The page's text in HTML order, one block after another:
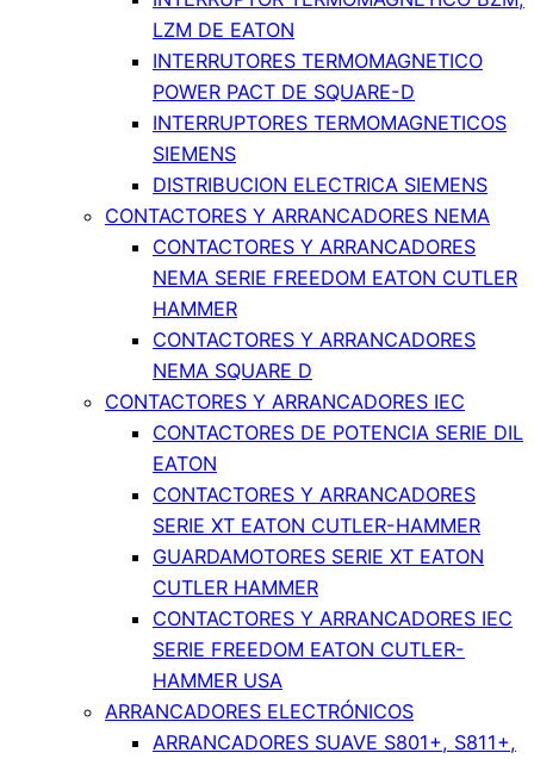
LZM DE EATON
INTERRUTORES TERMOMAGNETICO
POWER PACT DE SQUARE-D
INTERRUPTORES TERMOMAGNETICOS
SIEMENS
DISTRIBUCION ELECTRICA SIEMENS
CONTACTORES Y ARRANCADORES NEMA
CONTACTORES Y ARRANCADORES
NEMA SERIE FREEDOM EATON CUTLER
HAMMER
CONTACTORES Y ARRANCADORES
NEMA SQUARE D
CONTACTORES Y ARRANCADORES IEC
CONTACTORES DE POTENCIA SERIE DIL
EATON
CONTACTORES Y ARRANCADORES
SERIE XT EATON CUTLER-HAMMER
GUARDAMOTORES SERIE XT EATON
CUTLER HAMMER
CONTACTORES Y ARRANCADORES IEC
SERIE FREEDOM EATON CUTLER-
HAMMER USA
ARRANCADORES ELECTRÓNICOS
ARRANCADORES SUAVE S801+, S811+,